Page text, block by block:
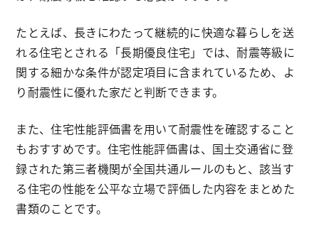
たとえば、長きにわたって継続的に快適な暮らしを送
れる住宅とされる「長期優良住宅」では、耐震等級に
関する細かな条件が認定項目に含まれているため、よ
り耐震性に優れた家だと判断できます。
また、住宅性能評価書を用いて耐震性を確認すること
もおすすめです。住宅性能評価書は、国土交通省に登
録された第三者機関が全国共通ルールのもと、該当す
る住宅の性能を公平な立場で評価した内容をまとめた
書類のことです。